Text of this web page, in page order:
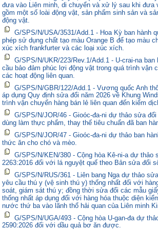
đưa vào Liên minh, di chuyển và xử lý sau khi đưa
gồm một số loài động vật, sản phẩm sinh sản và
động vật.
G/SPS/N/USA/3531/Add.1 - Hoa Kỳ ban hành
phép sử dụng chất tạo màu Orange B để tạo màu
xúc xích frankfurter và các loại xúc xích.
G/SPS/N/UKR/223/Rev.1/Add.1 - U-crai-na
cầu bảo đảm phúc lợi động vật trong quá trình vận
các hoạt động liên quan.
G/SPS/N/GBR/122/Add.1 - Vương quốc Anh
áp dụng Quy định sửa đổi năm 2026 về Khung
trình vận chuyển hàng bán lẻ liên quan đến kiểm
G/SPS/N/JOR/46 - Gioóc-đa-ni dự thảo sửa
dùng làm thực phẩm, thay thế tiêu chuẩn đã ban
G/SPS/N/JOR/47 - Gioóc-đa-ni dự thảo ban
thức ăn cho chó và mèo.
G/SPS/N/KEN/380 - Cộng hòa Kê-ni-a dự thảo
2263:2016 đối với lá nguyệt quế theo Bản sửa đổi
G/SPS/N/RUS/361 - Liên bang Nga dự thảo
yêu cầu thú y (vệ sinh thú y) thống nhất đối với
soát, giám sát thú y; đồng thời sửa đổi các mẫu
thống nhất áp dụng đối với hàng hóa thuộc diện
nước thứ ba vào lãnh thổ hải quan của Liên minh
G/SPS/N/UGA/493 - Cộng hòa U-gan-đa dự
2590:2026 đối với dầu quả bơ ăn được.